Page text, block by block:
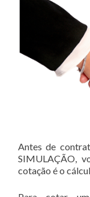
Antes de
SIMULAÇÃO,
cotação é o